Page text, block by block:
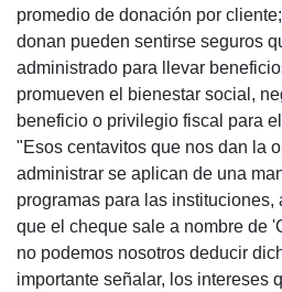
promedio de donación por
donan pueden sentirse seguros
administrado para llevar
promueven el bienestar social,
beneficio o privilegio fiscal para
"Esos centavitos que nos dan la
administrar se aplican de una
programas para las instituciones,
que el cheque sale a nombre de
no podemos nosotros deducir
importante señalar, los intereses